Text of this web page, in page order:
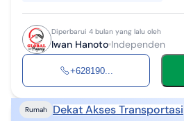
Diperbarui 4 bulan yang lalu oleh
Iwan Hanoto Independen
+628190...
Rumah Dekat Akses Transportasi